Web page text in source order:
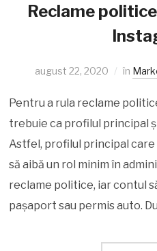
Reclame
august 22, 2020 în
Pentru a rula reclame
trebuie ca profilul principal
Astfel, profilul principal
să aibă un rol minim în
reclame politice, iar contul
pașaport sau permis auto.